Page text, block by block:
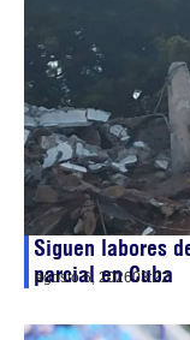
Siguen labores
parcial en Cuba
agosto 6, 202603:22